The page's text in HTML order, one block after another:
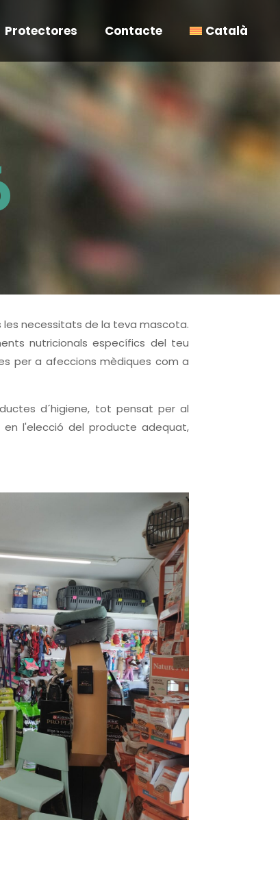
Protectores Contacte Català
necessitats de la teva mascota.
nutricionals específics del teu
per a afeccions mèdiques com a
d´higiene, tot pensat per al
l'elecció del producte adequat,